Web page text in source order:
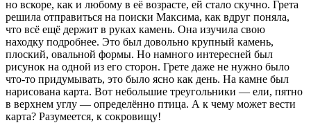
но вскоре, как и любому в её возрасте, ей стало скучно. Грета
решила отправиться на поиски Максима, как вдруг поняла,
что всё ещё держит в руках камень. Она изучила свою
находку подробнее. Это был довольно крупный камень,
плоский, овальной формы. Но намного интересней был
рисунок на одной из его сторон. Грете даже не нужно было
что-то придумывать, это было ясно как день. На камне был
нарисована карта. Вот небольшие треугольники — ели, пятно
в верхнем углу — определённо птица. А к чему может вести
карта? Разумеется, к сокровищу!